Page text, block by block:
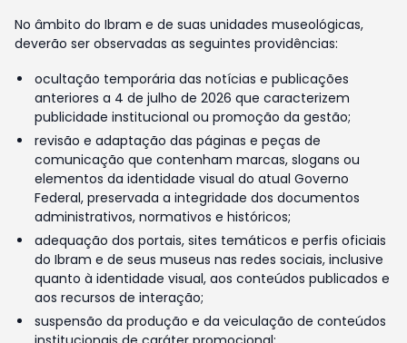
No âmbito do Ibram e de suas unidades museológicas,
deverão ser observadas as seguintes providências:
ocultação temporária das notícias e publicações
anteriores a 4 de julho de 2026 que caracterizem
publicidade institucional ou promoção da gestão;
revisão e adaptação das páginas e peças de
comunicação que contenham marcas, slogans ou
elementos da identidade visual do atual Governo
Federal, preservada a integridade dos documentos
administrativos, normativos e históricos;
adequação dos portais, sites temáticos e perfis oficiais
do Ibram e de seus museus nas redes sociais, inclusive
quanto à identidade visual, aos conteúdos publicados e
aos recursos de interação;
suspensão da produção e da veiculação de conteúdos